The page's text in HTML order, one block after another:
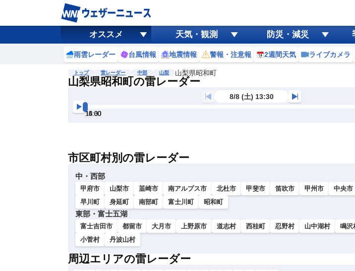
オススメ 天気・観測 防災・減災
雨雲レーダー 台風情報 地震情報 警報・注意報 2週間天気 ライブカメラ
トップ 雷レーダー 中部 山梨 山梨県昭和町
山梨県昭和町の雷レーダー
8/8 (土) 13:30
13:30
14:00
14:30
15:00
15:30
16:00
市区町村別の雷レーダー
中・西部
甲府市 山梨市 韮崎市 南アルプス市 北杜市 甲斐市 笛吹市 甲州市 中央市
早川町
身延町 南部町 富士川町 昭和町
東部・富士五湖
富士吉田市 都留市 大月市 上野原市 道志村 西桂町 忍野村 山中湖村 鳴沢
小菅村
丹波山村
周辺エリアの雷レーダー